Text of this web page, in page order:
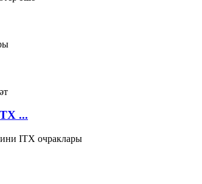
...